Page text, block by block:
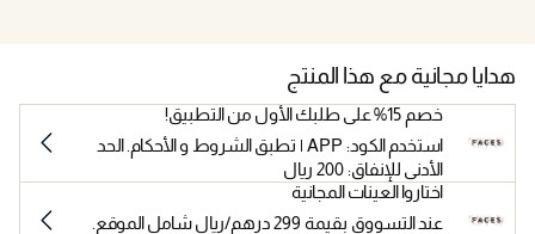
هدايا مجانية مع هذا المنتج
خصم 15% على طلبك الأول من التطبيق!
استخدم الكود: APP | تطبق الشروط و الأحكام. الحد
الأدنى للإنفاق: 200 ريال
اختاروا العينات المجانية
عند التسووق بقيمة 299 درهم/ريال شامل الموقع.